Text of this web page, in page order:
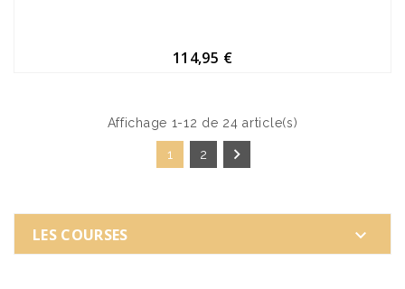
114,95 €
Affichage 1-12 de 24 article(s)
1 2 
LES COURSES 